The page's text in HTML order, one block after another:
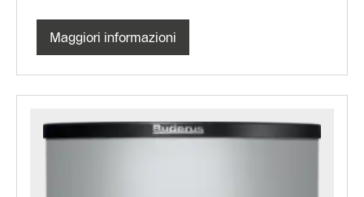
Maggiori informazioni